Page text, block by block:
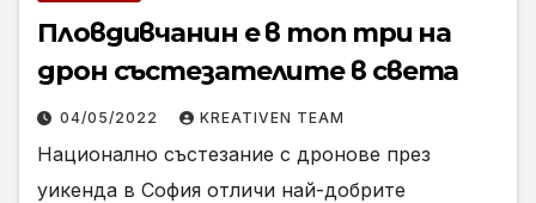
Пловдивчанин е в топ три на
дрон състезателите в света
04/05/2022 KREATIVEN TEAM
Национално състезание с дронове през
уикенда в София отличи най-добрите